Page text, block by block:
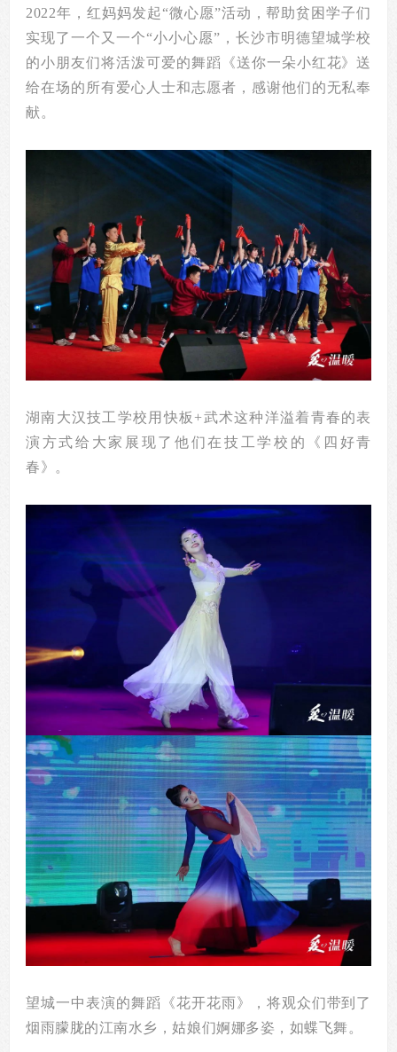
2022年，红妈妈发起“微心愿”活动，帮助贫困学子们
实现了一个又一个“小小心愿”，长沙市明德望城学校
的小朋友们将活泼可爱的舞蹈《送你一朵小红花》送
给在场的所有爱心人士和志愿者，感谢他们的无私奉
献。
湖南大汉技工学校用快板+武术这种洋溢着青春的表
演方式给大家展现了他们在技工学校的《四好青
春》。
望城一中表演的舞蹈《花开花雨》，将观众们带到了
烟雨朦胧的江南水乡，姑娘们婀娜多姿，如蝶飞舞。